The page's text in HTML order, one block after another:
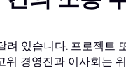
있습니다. 프로젝트
경영진과 이사회는